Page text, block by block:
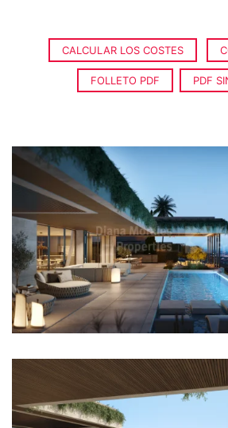
CALCULAR LOS COSTES
FOLLETO PDF PDF